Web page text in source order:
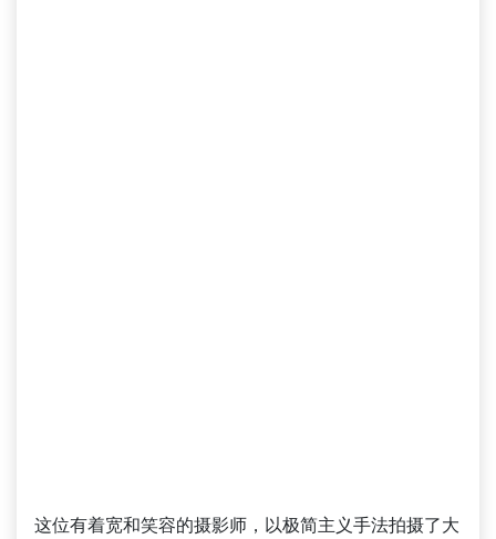
这位有着宽和笑容的摄影师，以极简主义手法拍摄了大